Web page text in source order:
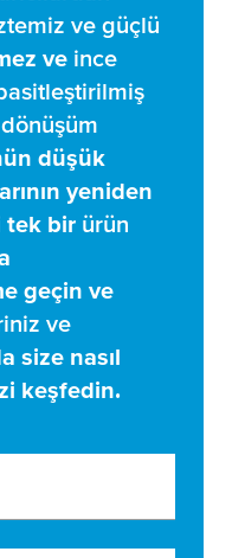
temiz ve güçlü
ve ince
düşük
yeniden
tek bir ürün
geçin ve
ve
size nasıl
keşfedin.